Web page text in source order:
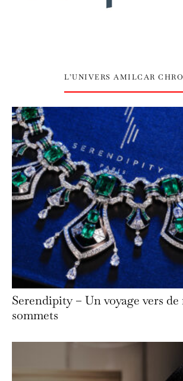
L’UNIVERS AMILCAR
Serendipity – Un voyage vers de
sommets